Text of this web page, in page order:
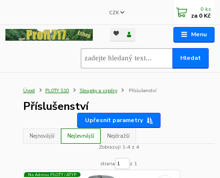
Menu
CZK
Hledat
0 ks
za 0 Kč
Úvod PLOTY S10 Sloupky a vzpěry Příslušenství
Příslušenství
Upřesnit parametry
Nejnovější Nejlevnější
Nejdražší
Zobrazuji 1-4 z 4
strana z 1
Na Adresu PLOTY / ATYP